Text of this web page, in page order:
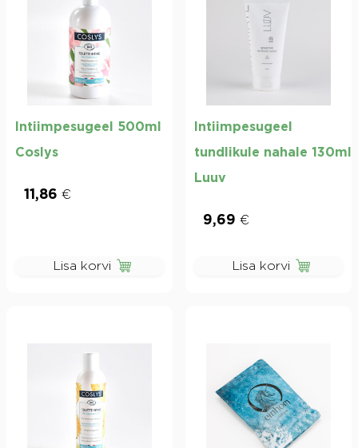
Intiimpesugeel 500ml
Coslys
11,86 €
Lisa korvi
Intiimpesugeel
tundlikule nahale 130ml
Luuv
9,69 €
Lisa korvi